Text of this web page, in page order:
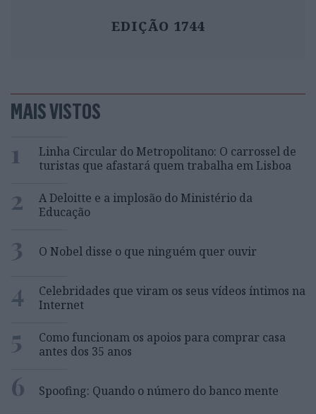
EDIÇÃO 1744
MAIS VISTOS
1
Linha Circular do Metropolitano: O carrossel de
turistas que afastará quem trabalha em Lisboa
2
A Deloitte e a implosão do Ministério da
Educação
3 O Nobel disse o que ninguém quer ouvir
4
Celebridades que viram os seus vídeos íntimos na
Internet
5
Como funcionam os apoios para comprar casa
antes dos 35 anos
6 Spoofing: Quando o número do banco mente